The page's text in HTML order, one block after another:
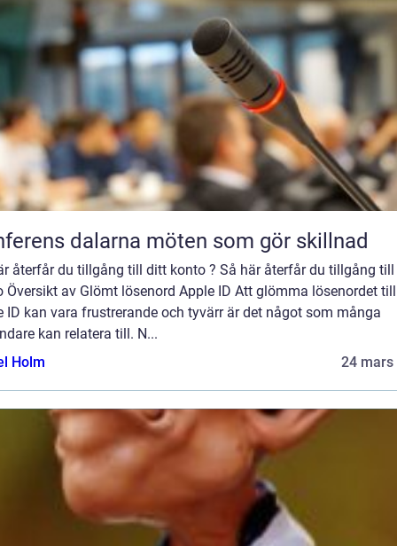
Konferens dalarna möten som gör skillnad
återfår du tillgång till ditt konto ? Så här återfår du tillgång
Översikt av Glömt lösenord Apple ID Att glömma lösenordet
ID kan vara frustrerande och tyvärr är det något som många
kan relatera till. N...
Holm
24 mars